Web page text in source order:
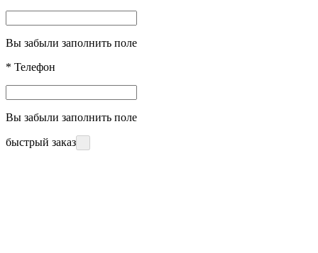
Вы забыли заполнить поле
* Телефон
Вы забыли заполнить поле
быстрый заказ